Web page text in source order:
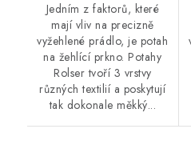
Jedním z faktorů, které
mají vliv na precizně
vyžehlené prádlo, je potah
na žehlící prkno. Potahy
Rolser tvoří 3 vrstvy
různých textilií a poskytují
tak dokonale měkký...